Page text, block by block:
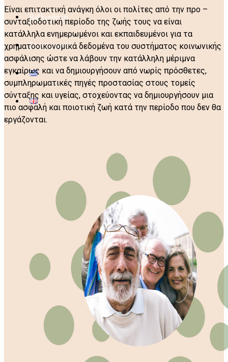
Βιβλιοθήκη
Επικοινωνία
Είναι επιτακτική ανάγκη όλοι οι πολίτες από την προ –
συνταξιοδοτική περίοδο της ζωής τους να είναι
κατάλληλα ενημερωμένοι και εκπαιδευμένοι για τα
χρηματοοικονομικά δεδομένα του συστήματος κοινωνικής
ασφάλισης ώστε να λάβουν την κατάλληλη μέριμνα
εγκαίρως και να δημιουργήσουν από νωρίς πρόσθετες,
συμπληρωματικές πηγές προστασίας στους τομείς
σύνταξης και υγείας, στοχεύοντας να δημιουργήσουν μια
πιο ασφαλή και ποιοτική ζωή κατά την περίοδο που δεν θα
εργάζονται.